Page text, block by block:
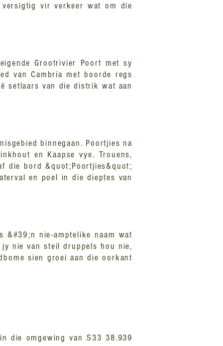
vir verkeer wat om die
Grootrivier Poort met sy
van Cambria met boorde regs
setlaars van die distrik wat aan
binnegaan. Poortjies na
en Kaapse vye. Trouens,
die bord &quot;Poortjies&quot;
en poel in die dieptes van
nie-amptelike naam wat
nie van steil druppels hou nie,
sien groei aan die oorkant
die omgewing van S33 38.939